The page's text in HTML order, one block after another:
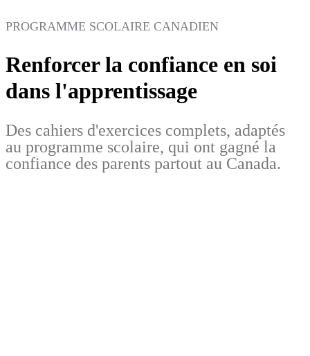
PROGRAMME SCOLAIRE CANADIEN
Renforcer la confiance en soi
dans l'apprentissage
Des cahiers d'exercices complets, adaptés
au programme scolaire, qui ont gagné la
confiance des parents partout au Canada.